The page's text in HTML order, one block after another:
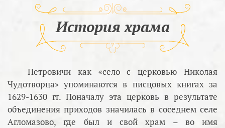
История храма
Петровичи как «село с церковью Николая
Чудотворца» упоминаются в писцовых книгах за
1629-1630 гг. Поначалу эта церковь в результате
объединения приходов значилась в соседнем селе
Агломазово, где был и свой храм – во имя